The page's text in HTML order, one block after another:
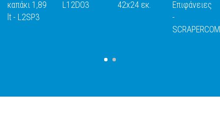
καπάκι 1,89
lt - L2SP3
L12DO3
42x24 εκ.
Επιφάνειες
-